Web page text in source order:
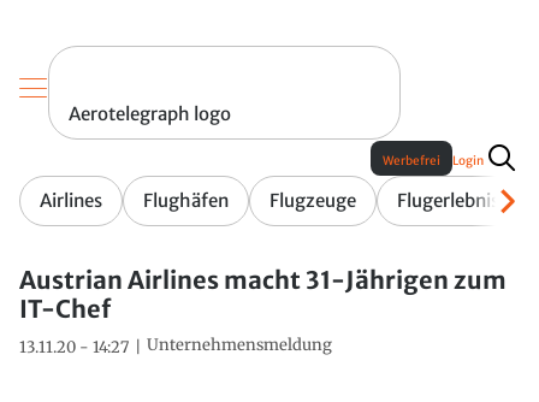
Aerotelegraph logo
Airlines Flughäfen Flugzeuge Flugerlebnis
Werbefrei Login
Austrian Airlines macht 31-Jährigen zum
IT-Chef
13.11.20 - 14:27 Unternehmensmeldung